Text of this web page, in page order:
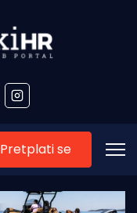
Pretplati se